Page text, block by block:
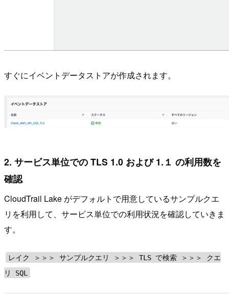
すぐにイベントデータストアが作成されます。
2. サービス単位での TLS 1.0 および 1.１ の利用数を
確認
CloudTrail Lake がデフォルトで用意しているサンプルクエ
リを利用して、サービス単位での利用状況を確認していきま
す。
レイク ＞＞＞ サンプルクエリ ＞＞＞ TLS で検索 ＞＞＞ クエ
リ SQL